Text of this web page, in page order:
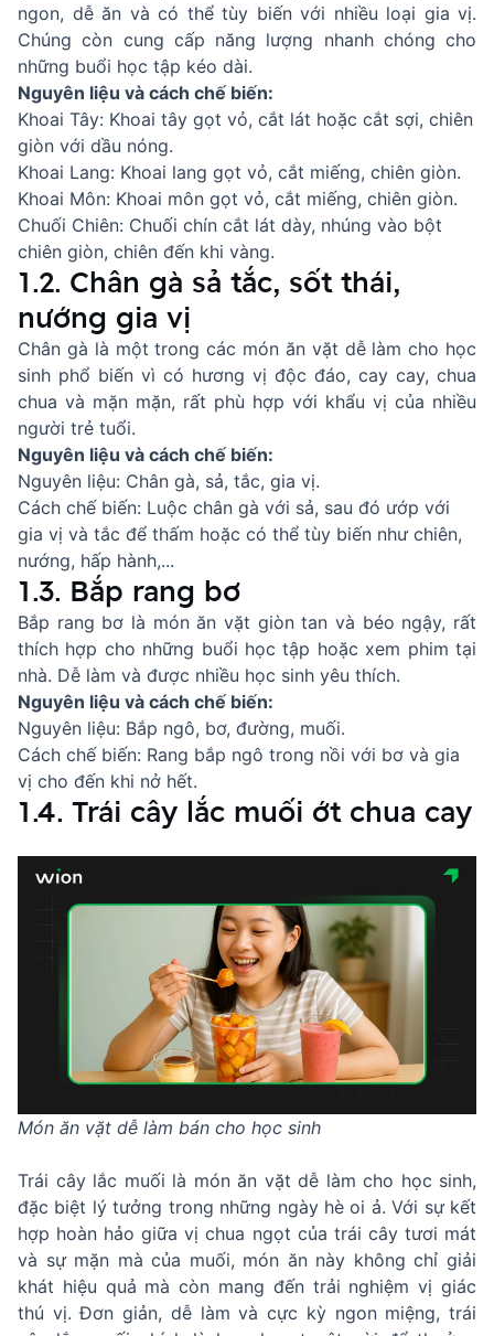
ngon, dễ ăn và có thể tùy biến với nhiều loại gia vị.
Chúng còn cung cấp năng lượng nhanh chóng cho
những buổi học tập kéo dài.
Nguyên liệu và cách chế biến:
Khoai Tây: Khoai tây gọt vỏ, cắt lát hoặc cắt sợi, chiên
giòn với dầu nóng.
Khoai Lang: Khoai lang gọt vỏ, cắt miếng, chiên giòn.
Khoai Môn: Khoai môn gọt vỏ, cắt miếng, chiên giòn.
Chuối Chiên: Chuối chín cắt lát dày, nhúng vào bột
chiên giòn, chiên đến khi vàng.
1.2. Chân gà sả tắc, sốt thái,
nướng gia vị
Chân gà là một trong các món ăn vặt dễ làm cho học
sinh phổ biến vì có hương vị độc đáo, cay cay, chua
chua và mặn mặn, rất phù hợp với khẩu vị của nhiều
người trẻ tuổi.
Nguyên liệu và cách chế biến:
Nguyên liệu: Chân gà, sả, tắc, gia vị.
Cách chế biến: Luộc chân gà với sả, sau đó ướp với
gia vị và tắc để thấm hoặc có thể tùy biến như chiên,
nướng, hấp hành,...
1.3. Bắp rang bơ
Bắp rang bơ là món ăn vặt giòn tan và béo ngậy, rất
thích hợp cho những buổi học tập hoặc xem phim tại
nhà. Dễ làm và được nhiều học sinh yêu thích.
Nguyên liệu và cách chế biến:
Nguyên liệu: Bắp ngô, bơ, đường, muối.
Cách chế biến: Rang bắp ngô trong nồi với bơ và gia
vị cho đến khi nở hết.
1.4. Trái cây lắc muối ớt chua cay
Món ăn vặt dễ làm bán cho học sinh
Trái cây lắc muối là món ăn vặt dễ làm cho học sinh,
đặc biệt lý tưởng trong những ngày hè oi ả. Với sự kết
hợp hoàn hảo giữa vị chua ngọt của trái cây tươi mát
và sự mặn mà của muối, món ăn này không chỉ giải
khát hiệu quả mà còn mang đến trải nghiệm vị giác
thú vị. Đơn giản, dễ làm và cực kỳ ngon miệng, trái